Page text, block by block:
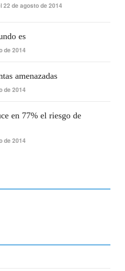
22 de agosto de 2014
es
de 2014
amenazadas
de 2014
en 77% el riesgo de
de 2014